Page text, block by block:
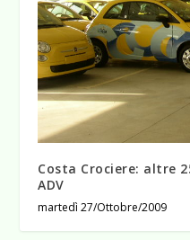
Costa Crociere: altre
ADV
martedì 27/Ottobre/2009